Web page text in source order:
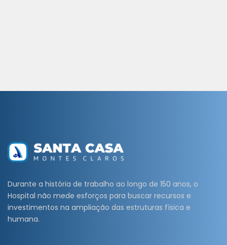
Durante a história de trabalho ao longo de 150 anos, o
Hospital não mede esforços para buscar recursos e
investimentos na ampliação das estruturas física e
humana.